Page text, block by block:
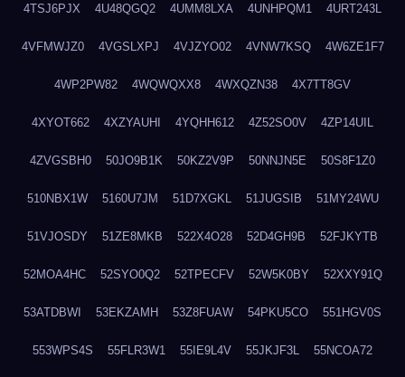
4TSJ6PJX 4U48QGQ2 4UMM8LXA 4UNHPQM1 4URT243L
4VFMWJZ0 4VGSLXPJ 4VJZYO02 4VNW7KSQ 4W6ZE1F7
4WP2PW82 4WQWQXX8 4WXQZN38 4X7TT8GV
4XYOT662 4XZYAUHI 4YQHH612 4Z52SO0V 4ZP14UIL
4ZVGSBH0 50JO9B1K 50KZ2V9P 50NNJN5E 50S8F1Z0
510NBX1W 5160U7JM 51D7XGKL 51JUGSIB 51MY24WU
51VJOSDY 51ZE8MKB 522X4O28 52D4GH9B 52FJKYTB
52MOA4HC 52SYO0Q2 52TPECFV 52W5K0BY 52XXY91Q
53ATDBWI 53EKZAMH 53Z8FUAW 54PKU5CO 551HGV0S
553WPS4S 55FLR3W1 55IE9L4V 55JKJF3L 55NCOA72